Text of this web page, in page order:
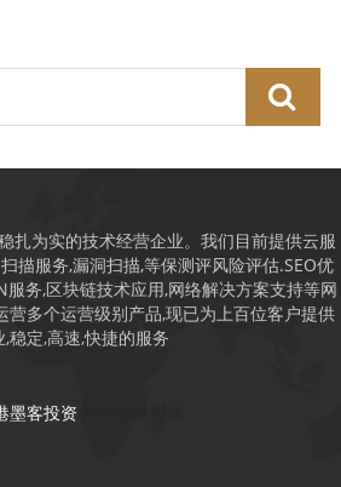
扎为实的技术经营企业。我们目前提供云服
描服务,漏洞扫描,等保测评风险评估.SEO优
服务,区块链技术应用,网络解决方案支持等网
营多个运营级别产品,现已为上百位客户提供
,稳定,高速,快捷的服务
墨客投资